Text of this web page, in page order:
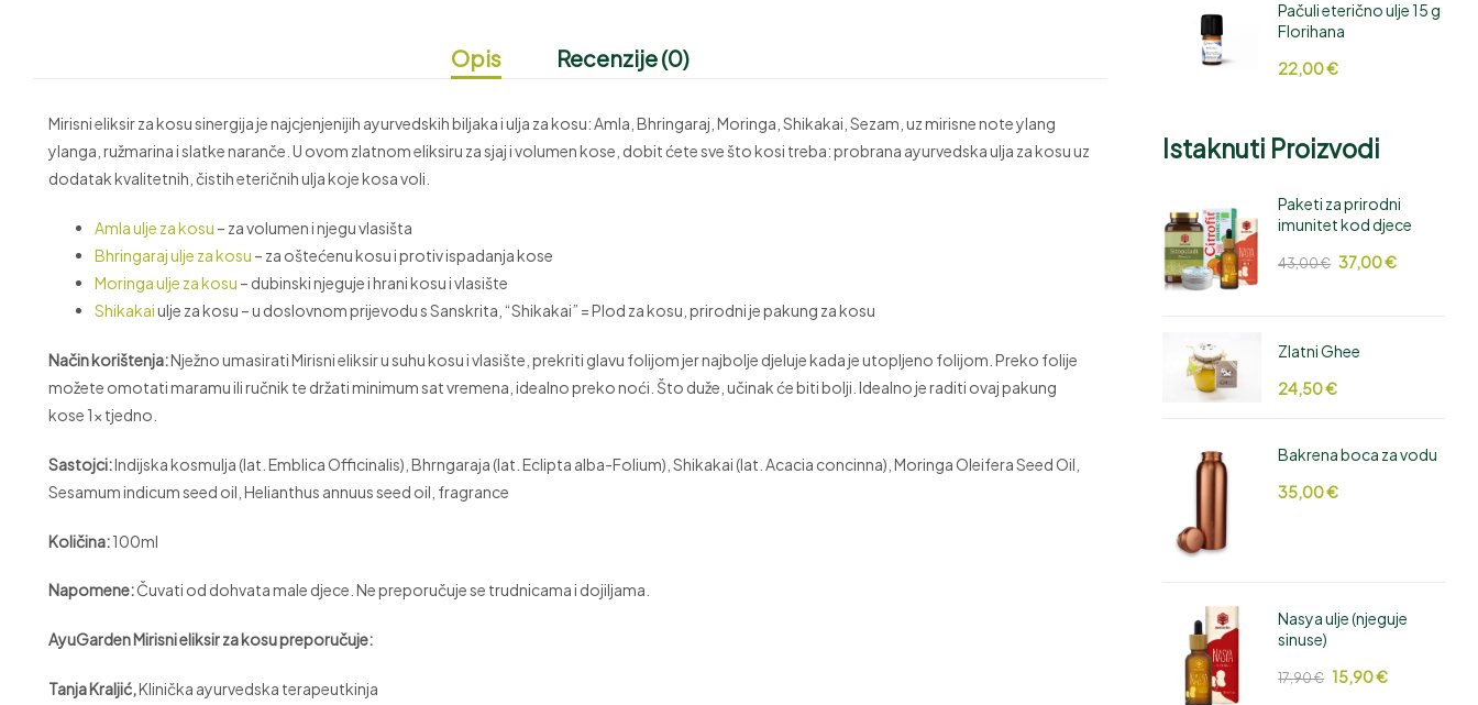
Opis Recenzije (0)
Mirisni eliksir za kosu sinergija je najcjenjenijih ayurvedskih biljaka i ulja za kosu: Amla, Bhringaraj, Moringa, Shikakai, Sezam, uz mirisne note ylang
ylanga, ružmarina i slatke naranče. U ovom zlatnom eliksiru za sjaj i volumen kose, dobit ćete sve što kosi treba: probrana ayurvedska ulja za kosu uz
dodatak kvalitetnih, čistih eteričnih ulja koje kosa voli.
Amla ulje za kosu – za volumen i njegu vlasišta
Bhringaraj ulje za kosu – za oštećenu kosu i protiv ispadanja kose
Moringa ulje za kosu – dubinski njeguje i hrani kosu i vlasište
Shikakaiulje za kosu – u doslovnom prijevodu s Sanskrita, “Shikakai” = Plod za kosu, prirodni je pakung za kosu
Način korištenja:Nježno umasirati Mirisni eliksir u suhu kosu i vlasište, prekriti glavu folijom jer najbolje djeluje kada je utopljeno folijom. Preko folije
možete omotati maramu ili ručnik te držati minimum sat vremena, idealno preko noći. Što duže, učinak će biti bolji. Idealno je raditi ovaj pakung
kose 1x tjedno.
Sastojci:Indijska kosmulja (lat. Emblica Officinalis), Bhrngaraja (lat. Eclipta alba-Folium), Shikakai (lat. Acacia concinna), Moringa Oleifera Seed Oil,
Sesamum indicum seed oil, Helianthus annuus seed oil, fragrance
Količina:100ml
Napomene:Čuvati od dohvata male djece. Ne preporučuje se trudnicama i dojiljama.
AyuGarden Mirisni eliksir za kosu preporučuje:
Tanja Kraljić,Klinička ayurvedska terapeutkinja
Pačuli eterično ulje 15 g
Florihana
22,00€
Istaknuti Proizvodi
Paketi za prirodni
imunitet kod djece
43,00€ 37,00€
Zlatni Ghee
24,50€
Bakrena boca za vodu
35,00€
Nasya ulje (njeguje
sinuse)
17,90€ 15,90€